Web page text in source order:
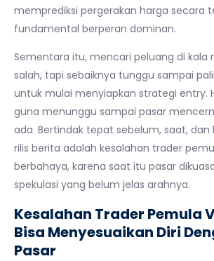
memprediksi pergerakan harga secara
fundamental berperan dominan.
Sementara itu, mencari peluang di kala
salah, tapi sebaiknya tunggu sampai
untuk mulai menyiapkan strategi entry.
guna menunggu sampai pasar
ada. Bertindak tepat sebelum, saat, dan
rilis berita adalah kesalahan trader
berbahaya, karena saat itu pasar
spekulasi yang belum jelas arahnya.
Kesalahan Trader Pemula
Bisa Menyesuaikan Diri
Pasar